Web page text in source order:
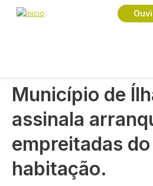
Passar para o conteúdo
Navegação
Início
Política
Município de Ílhavo assinala
Município de
assinala
empreitadas
habitação.